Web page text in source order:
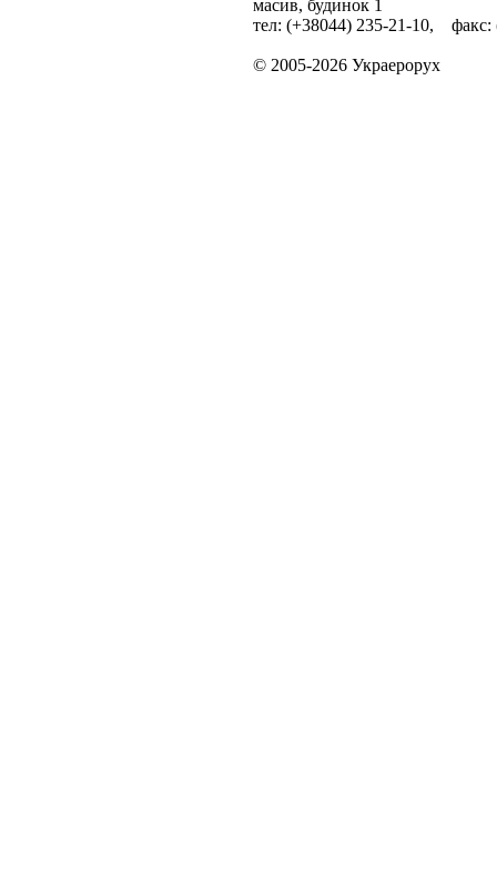
масив, будинок 1
тел: (+38044) 235-21-10, факс:
© 2005-2026 Украерорух